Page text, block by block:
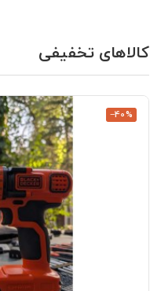
کالاهای تخفیفی
‎−40%